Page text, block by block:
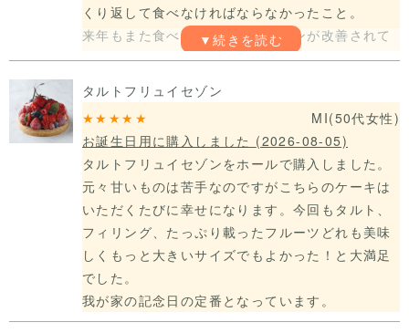
くり返して食べなければならなかったこと。
来年もまた食べたいです。スプーンが改善されて
ると嬉しいです。
タルトフリュイセゾン
★★★★★
MI(50代女性)
お誕生日用に購入しました (2026-08-05)
タルトフリュイセゾンをホールで購入しました。
元々甘いものは苦手なのですがこちらのケーキは
いただくたびに幸せになります。今回もタルト、
フィリング、たっぷり載ったフルーツどれも美味
しくもっと大きいサイズでもよかった！と大満足
でした。
我が家の記念日の定番となっています。